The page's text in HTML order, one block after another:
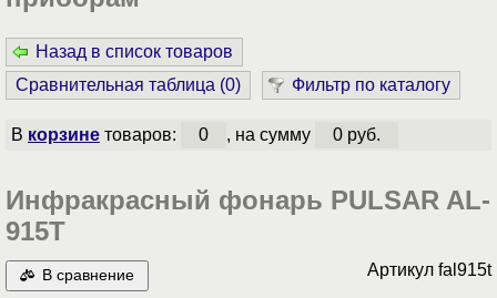
Назад в список товаров
Сравнительная таблица (0) Фильтр по каталогу
В корзинетоваров: 0 , на сумму 0 руб.
Инфракрасный фонарь PULSAR AL-
915T
В сравнение Артикул fal915t